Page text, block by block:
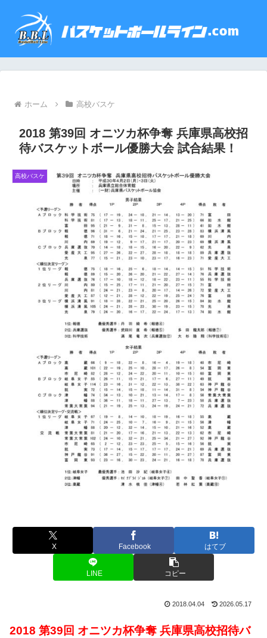
ホーム 高校バスケ
2018 第39回 オニツカ杯争奪 兵庫県高校招
待バスケットボール優勝大会 試合結果！
高校バスケ
X Facebook はてブ
LINE コピー
2018.04.04 2026.05.17
2018 第39回 オニツカ杯争奪 兵庫県高校招待バ